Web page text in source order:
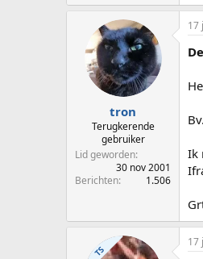
tron
Terugkerende
gebruiker
Lid geworden
30 nov 2001
Berichten
1.506
17
Ik
TS
17